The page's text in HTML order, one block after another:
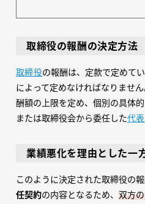
取締役の報酬の決定方法
取締役の報酬は、定款で定めて
によって定めなければなりませ
酬額の上限を定め、個別の具体
または取締役会から委任した代
業績悪化を理由とした一
このように決定された取締役の
任契約の内容となるため、 双方